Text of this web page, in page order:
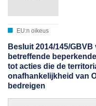
EU:n oikeus
Besluit 2014/145/
betreffende
tot acties die de
onafhankelijkheid van
bedreigen